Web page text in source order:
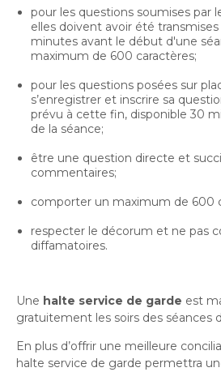
nouvelle
fenêtre
contractuelle
dans
une
nouvelle
fenêtre
Bureau protecteur citoyen
Bureau protecteur citoyen
Centre-ville de Longueuil
Cour municipale et contravention
Cour municipale et contravention
Gouvernance et saine gestion
Office de participation publique
Office de participation publique de
une
nouvelle
Politiques municipales
Politiques municipales
Réclamations
Réclamations
pour les questions soumises par
elles doivent avoir été
minutes avant le début d'une
maximum de 600 caractères;
pour les questions posées sur
s’enregistrer et inscrire sa
prévu à cette fin, disponible 30
de la séance;
être une question directe et
commentaires;
comporter un maximum de 600
respecter le décorum et ne pas
diffamatoires.
Une halte service de garde est
gratuitement les soirs des séances
En plus d’offrir une meilleure
halte service de garde permettra